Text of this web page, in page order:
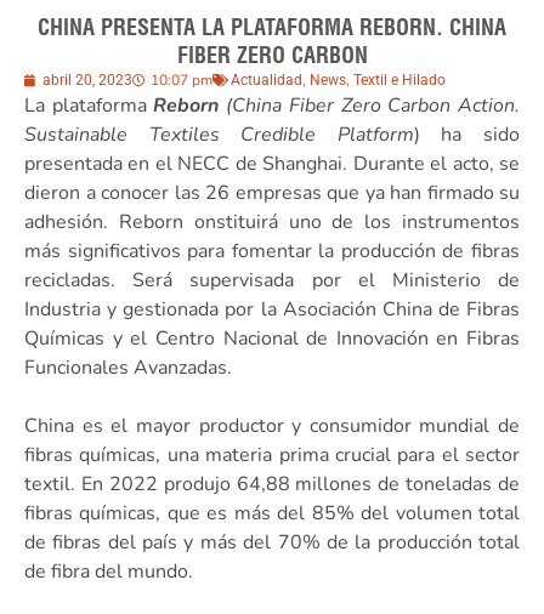
CHINA PRESENTA LA PLATAFORMA REBORN. CHINA
FIBER ZERO CARBON
abril 20, 2023 10:07 pm Actualidad, News, Textil e Hilado
La plataformaReborn (China Fiber Zero Carbon Action.
Sustainable Textiles Credible Platform) ha sido
presentada en el NECC de Shanghai. Durante el acto, se
dieron a conocer las 26 empresas que ya han firmado su
adhesión. Reborn onstituirá uno de los instrumentos
más significativos para fomentar la producción de fibras
recicladas. Será supervisada por el Ministerio de
Industria y gestionada por la Asociación China de Fibras
Químicas y el Centro Nacional de Innovación en Fibras
Funcionales Avanzadas.
China es el mayor productor y consumidor mundial de
fibras químicas, una materia prima crucial para el sector
textil. En 2022 produjo 64,88 millones de toneladas de
fibras químicas, que es más del 85% del volumen total
de fibras del país y más del 70% de la producción total
de fibra del mundo.